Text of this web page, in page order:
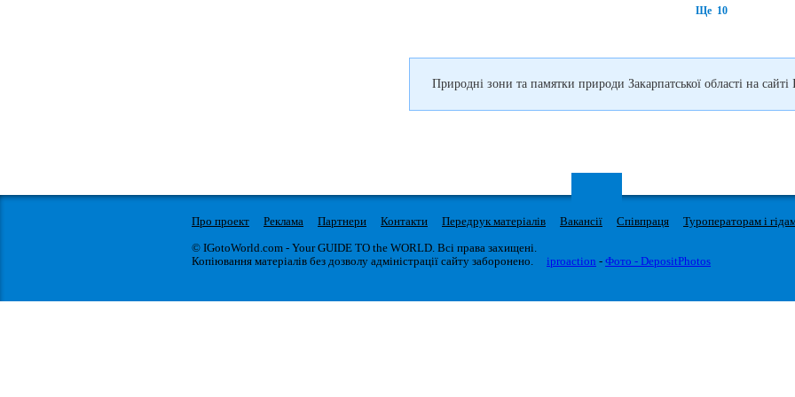
Ще 10
Природні зони та памятки природи Закарпатської області на
Про проект Реклама Партнери Контакти Передрук матеріалів Вакансії Співпраця Туроператорам і
© IGotoWorld.com - Your GUIDE TO the WORLD. Всі права захищені.
Копіювання матеріалів без дозволу адміністрації сайту заборонено.
iproaction - Фото - DepositPhotos